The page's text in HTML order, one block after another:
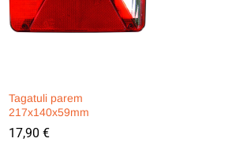
Tagatuli parem
217x140x59mm
17,90 €
17,90 €